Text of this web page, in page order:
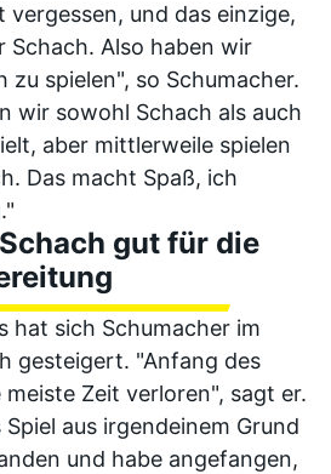
und das einzige,
Also haben wir
zu spielen", so Schumacher.
wir sowohl Schach als auch
aber mittlerweile spielen
Das macht Spaß, ich
gut für die
hat sich Schumacher im
gesteigert. "Anfang des
Zeit verloren", sagt er.
aus irgendeinem Grund
und habe angefangen,